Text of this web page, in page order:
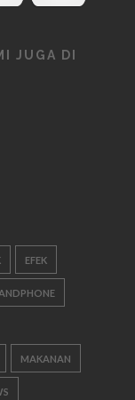
JUGA DI
EFEK
MAKANAN